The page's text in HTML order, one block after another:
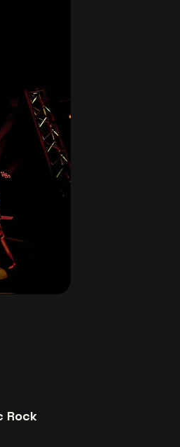
Rock